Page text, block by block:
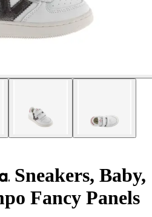
Sneakers, Baby,
Fancy Panels